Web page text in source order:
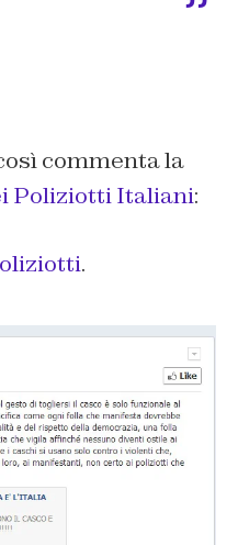
commenta la
Poliziotti Italiani:
.